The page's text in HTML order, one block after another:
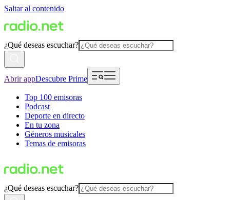
Saltar al contenido
¿Qué deseas escuchar?
Abrir appDescubre Prime
Top 100 emisoras
Podcast
Deporte en directo
En tu zona
Géneros musicales
Temas de emisoras
¿Qué deseas escuchar?